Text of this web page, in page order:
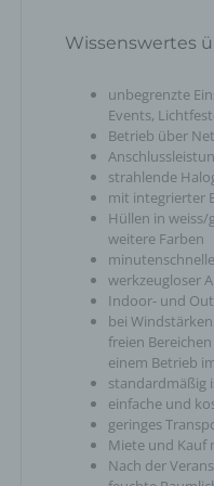
Wissenswertes
unbegrenzte
Events,
Betrieb über
strahlende
mit integrierter
Hüllen in
weitere Farben
werkzeugloser
Indoor- und
bei
freien
einem Betrieb
standardmäßig
einfache und
geringes
Miete und Kauf
Nach der
Daten in
ohne Hinzuziehung
unterliegen, die
identifizierten oder
Verantwortlicher
Verantwortlicher ist die
andere Stelle, die allein oder
und Mittel der Verarbeitung von
die Zwecke und Mittel
das Recht der Mitgliedstaaten
können die bestimmten
oder dem Recht der
juristische Person, Behörde,
Daten im Auftrag des